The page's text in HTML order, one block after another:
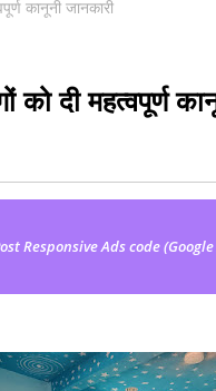
कानूनी जानकारी
को दी महत्वपूर्ण
Responsive Ads code